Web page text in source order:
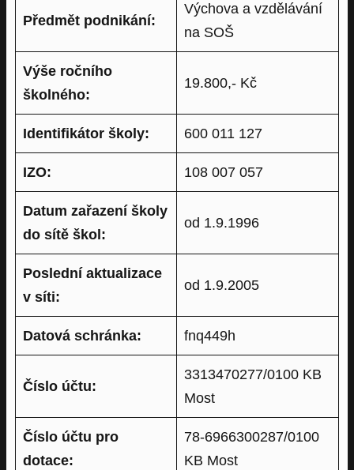
Předmět podnikání:
Výchova a vzdělávání
na SOŠ
Výše ročního
školného:
19.800,- Kč
Identifikátor školy: 600 011 127
IZO: 108 007 057
Datum zařazení školy
do sítě škol:
od 1.9.1996
Poslední aktualizace
v síti:
od 1.9.2005
Datová schránka: fnq449h
Číslo účtu:
3313470277/0100 KB
Most
Číslo účtu pro
dotace:
78-6966300287/0100
KB Most